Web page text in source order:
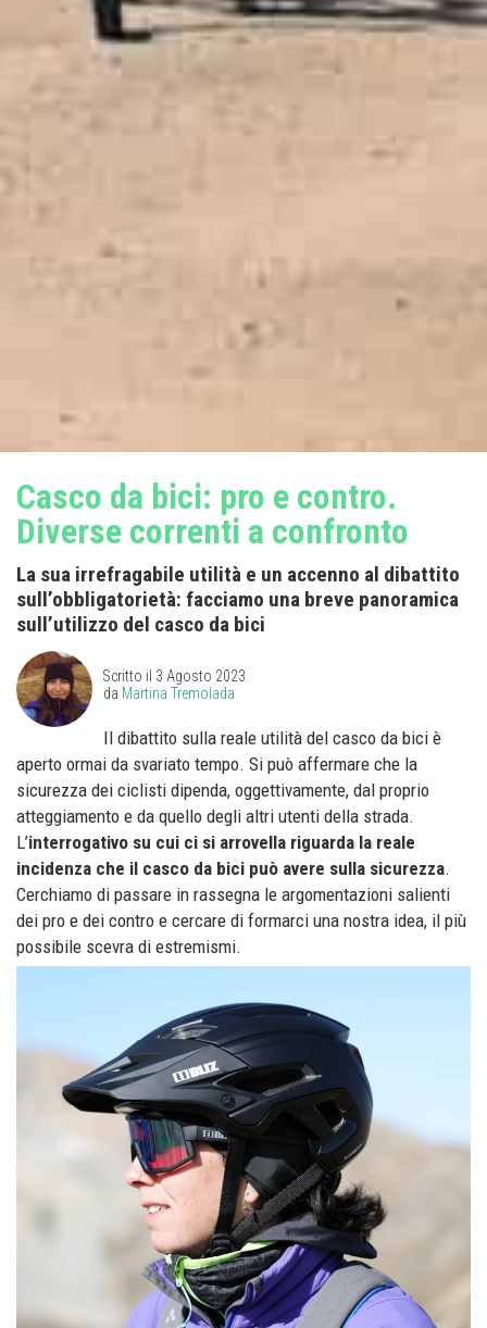
Casco da bici: pro e contro.
Diverse correnti a confronto
La sua irrefragabile utilità e un accenno al dibattito
sull’obbligatorietà: facciamo una breve panoramica
sull’utilizzo del casco da bici
Scritto il 3 Agosto 2023
da Martina Tremolada
Il dibattito sulla reale utilità del casco da bici è
aperto ormai da svariato tempo. Si può affermare che la
sicurezza dei ciclisti dipenda, oggettivamente, dal proprio
atteggiamento e da quello degli altri utenti della strada.
L’interrogativo su cui ci si arrovella riguarda la reale
incidenza che il casco da bici può avere sulla sicurezza.
Cerchiamo di passare in rassegna le argomentazioni salienti
dei pro e dei contro e cercare di formarci una nostra idea, il più
possibile scevra di estremismi.